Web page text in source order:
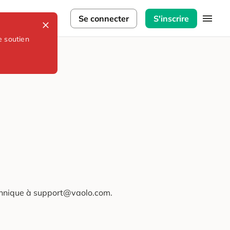
soutien
Se connecter S'inscrire
à support@vaolo.com.